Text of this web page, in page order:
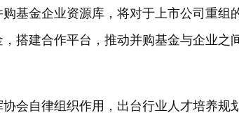
基金企业资源库，将对于上市公司重组
搭建合作平台，推动并购基金与企业之
会自律组织作用，出台行业人才培养规